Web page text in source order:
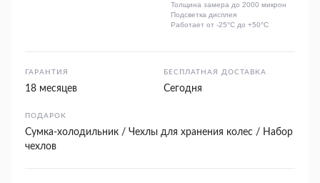
Толщина замера до 2000 микрон
Подсветка дисплея
Работает от -25°C до +50°C
ГАРАНТИЯ
18 месяцев
БЕСПЛАТНАЯ ДОСТАВКА
Сегодня
ПОДАРОК
Сумка-холодильник / Чехлы для хранения колес / Набор
чехлов